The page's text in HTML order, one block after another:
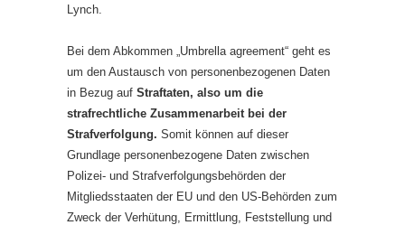
Lynch.
Bei dem Abkommen „Umbrella agreement“ geht es
um den Austausch von personenbezogenen Daten
in Bezug auf Straftaten, also um die
strafrechtliche Zusammenarbeit bei der
Strafverfolgung. Somit können auf dieser
Grundlage personenbezogene Daten zwischen
Polizei- und Strafverfolgungsbehörden der
Mitgliedsstaaten der EU und den US-Behörden zum
Zweck der Verhütung, Ermittlung, Feststellung und